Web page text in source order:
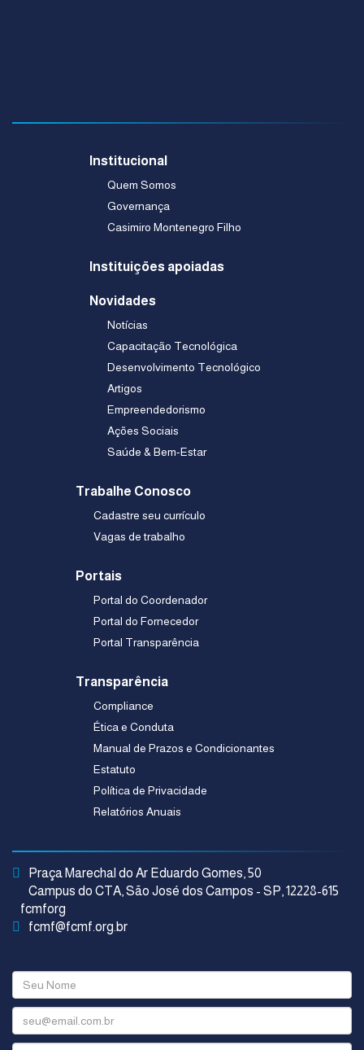
Institucional
Quem Somos
Governança
Casimiro Montenegro Filho
Instituições apoiadas
Novidades
Notícias
Capacitação Tecnológica
Desenvolvimento Tecnológico
Artigos
Empreendedorismo
Ações Sociais
Saúde & Bem-Estar
Trabalhe Conosco
Cadastre seu currículo
Vagas de trabalho
Portais
Portal do Coordenador
Portal do Fornecedor
Portal Transparência
Transparência
Compliance
Ética e Conduta
Manual de Prazos e Condicionantes
Estatuto
Política de Privacidade
Relatórios Anuais
Praça Marechal do Ar Eduardo Gomes, 50
Campus do CTA, São José dos Campos - SP, 12228-615
fcmforg
fcmf@fcmf.org.br